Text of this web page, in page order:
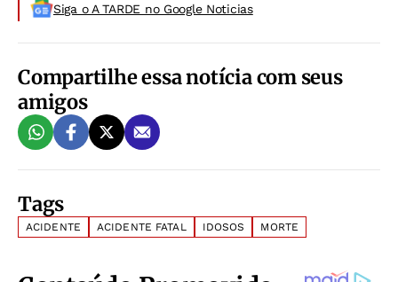
Siga o A TARDE no Google Noticias
Compartilhe essa notícia com seus
amigos
Tags
ACIDENTE ACIDENTE FATAL IDOSOS MORTE